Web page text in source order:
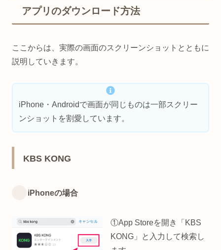
アプリのダウンロード方法
ここからは、実際の画面のスクリーンショットとともに
説明していきます。
iPhone・Androidで画面が同じものは一部スクリー
ンショットを割愛しています。
KBS KONG
iPhoneの場合
①App Storeを開き「KBS
KONG」と入力して検索し